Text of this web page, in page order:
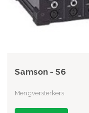
Samson - S6
Mengversterkers